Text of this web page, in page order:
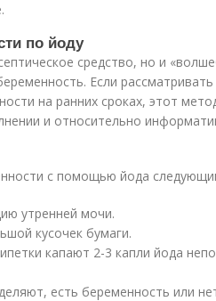
по йоду
средство, но и
Если
на ранних сроках, этот
и относительно
с помощью йода
утренней мочи.
кусочек бумаги.
капают 2-3 капли йода
есть беременность или